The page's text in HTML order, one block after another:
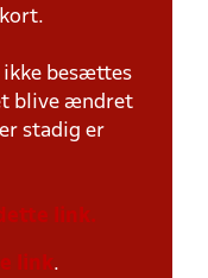
ikke besættes
blive ændret
stadig er
link.
link.